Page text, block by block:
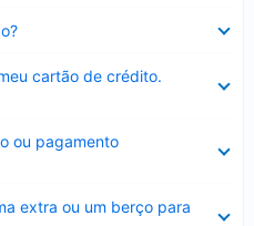
cartão de crédito.
ou pagamento
extra ou um berço para